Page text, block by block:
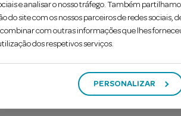
e analisar o nosso tráfego. Também
do site com os nossos parceiros de redes sociais,
com outras informações que lhes
dos respetivos serviços.
PERSONALIZAR
a eliminar as manchas à
e luminosidade dos dentes